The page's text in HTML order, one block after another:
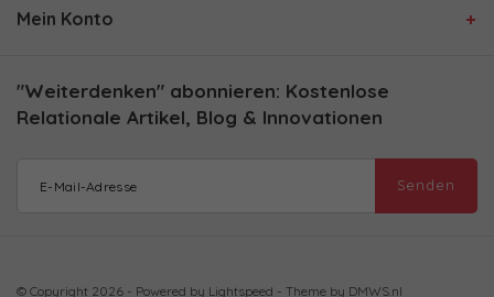
Mein Konto
"Weiterdenken" abonnieren: Kostenlose
Relationale Artikel, Blog & Innovationen
Senden
© Copyright 2026 - Powered by Lightspeed - Theme by DMWS.nl